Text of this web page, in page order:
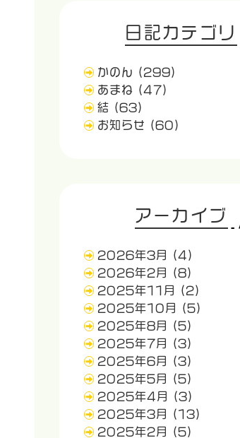
日記カテゴリ
かのん
(299)
あまね
(47)
結 (63)
お知らせ
(60)
アーカイブ
2026年3月
(4)
2026年2月
(8)
2025年11月
(2)
2025年10月
(5)
2025年8月
(5)
2025年7月
(3)
2025年6月
(3)
2025年5月
(5)
2025年4月
(3)
2025年3月
(13)
2025年2月
(5)